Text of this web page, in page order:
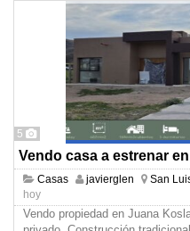
5
Vendo casa a estrenar en
Casas javierglen San
hoy
Vendo propiedad en Juana